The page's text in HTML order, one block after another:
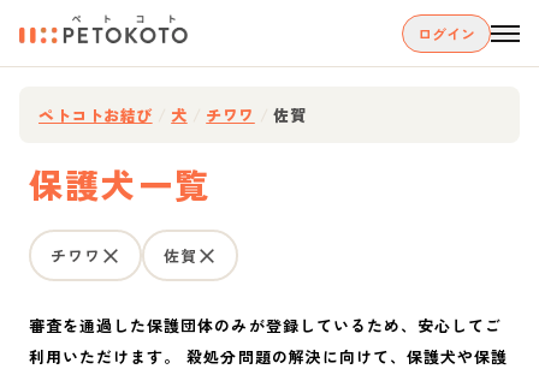
ログイン
ペトコトお結び 犬 チワワ 佐賀
保護犬一覧
チワワ 佐賀
審査を通過した保護団体のみが登録しているため、安心してご
利用いただけます。 殺処分問題の解決に向けて、保護犬や保護